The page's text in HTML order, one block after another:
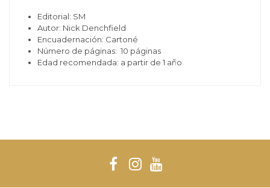
Editorial: SM
Autor: Nick Denchfield
Encuadernación: Cartoné
Número de páginas: 10 páginas
Edad recomendada: a partir de 1 año